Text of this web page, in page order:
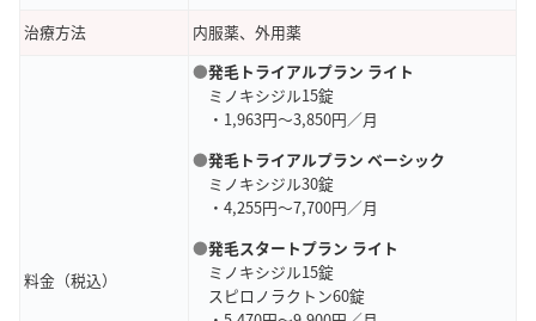
治療方法
内服薬、外用薬
料金（税込）
●発毛トライアルプラン ライト
ミノキシジル15錠
・1,963円～3,850円／月
●発毛トライアルプラン ベーシック
ミノキシジル30錠
・4,255円～7,700円／月
●発毛スタートプラン ライト
ミノキシジル15錠
スピロノラクトン60錠